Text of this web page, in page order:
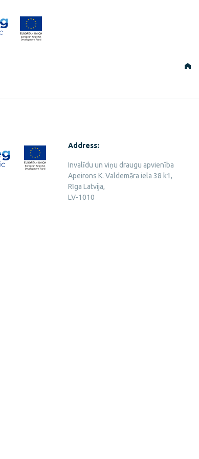
Address:
Invalīdu un viņu draugu apvienība
Apeirons K. Valdemāra iela 38 k1,
Rīga Latvija,
LV-1010